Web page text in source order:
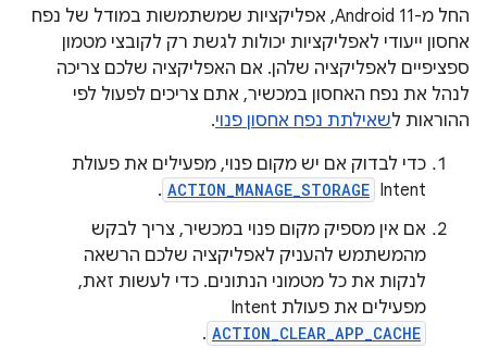
החל מ-Android 11, אפליקציות שמשתמשות במודל של נפח
אחסון ייעודי לאפליקציות יכולות לגשת רק לקובצי מטמון
ספציפיים לאפליקציה שלהן. אם האפליקציה שלכם צריכה
לנהל את נפח האחסון במכשיר, אתם צריכים לפעול לפי
ההוראות לשאילתת נפח אחסון פנוי.
כדי לבדוק אם יש מקום פנוי, מפעילים את פעולת
Intent
ACTION_MANAGE_STORAGE
.
אם אין מספיק מקום פנוי במכשיר, צריך לבקש
מהמשתמש להעניק לאפליקציה שלכם הרשאה
לנקות את כל מטמוני הנתונים. כדי לעשות זאת,
מפעילים את פעולת Intent
ACTION_CLEAR_APP_CACHE
.